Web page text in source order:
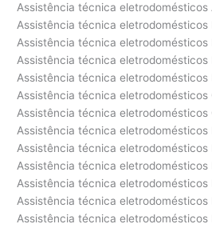
Assistência técnica eletrodomésticos
Assistência técnica eletrodomésticos
Assistência técnica eletrodomésticos
Assistência técnica eletrodomésticos
Assistência técnica eletrodomésticos
Assistência técnica eletrodomésticos
Assistência técnica eletrodomésticos
Assistência técnica eletrodomésticos
Assistência técnica eletrodomésticos
Assistência técnica eletrodomésticos
Assistência técnica eletrodomésticos
Assistência técnica eletrodomésticos
Assistência técnica eletrodomésticos